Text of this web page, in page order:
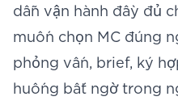
dẫn vận hành đầy đủ
muốn chọn MC đúng
phỏng vấn, brief, ký
huống bất ngờ trong